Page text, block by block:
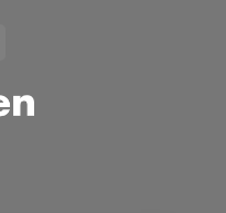
Google